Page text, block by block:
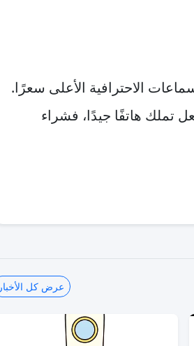
الاحترافية الأعلى سعرًا.
تملك هاتفًا جيدًا، فشراء
عرض كل الأخبار